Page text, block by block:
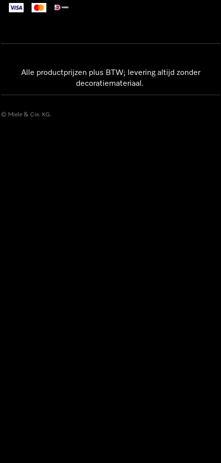
Alle productprijzen plus BTW; levering altijd zonder
decoratiemateriaal.
© Miele & Cie. KG.